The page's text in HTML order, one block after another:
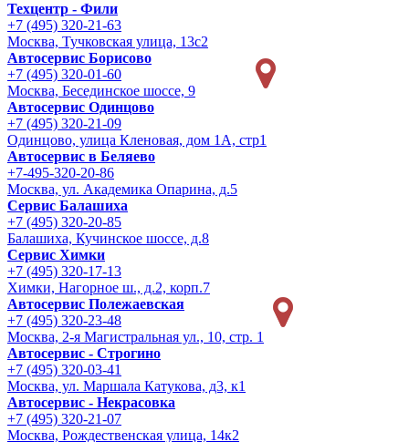
Техцентр - Фили
+7 (495) 320-21-63
Москва, Тучковская улица, 13с2
Автосервис Борисово
+7 (495) 320-01-60
Москва, Бесединское шоссе, 9
Автосервис Одинцово
+7 (495) 320-21-09
Одинцово, улица Кленовая, дом 1А, стр1
Автосервис в Беляево
+7-495-320-20-86
Москва, ул. Академика Опарина, д.5
Сервис Балашиха
+7 (495) 320-20-85
Балашиха, Кучинское шоссе, д.8
Сервис Химки
+7 (495) 320-17-13
Химки, Нагорное ш., д.2, корп.7
Автосервис Полежаевская
+7 (495) 320-23-48
Москва, 2-я Магистральная ул., 10, стр. 1
Автосервис - Строгино
+7 (495) 320-03-41
Москва, ул. Маршала Катукова, д3, к1
Автосервис - Некрасовка
+7 (495) 320-21-07
Москва, Рождественская улица, 14к2